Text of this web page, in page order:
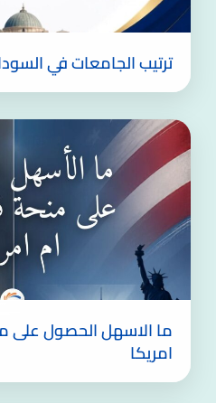
ترتيب الجامعات في
ما الاسهل الحصول على
امريكا